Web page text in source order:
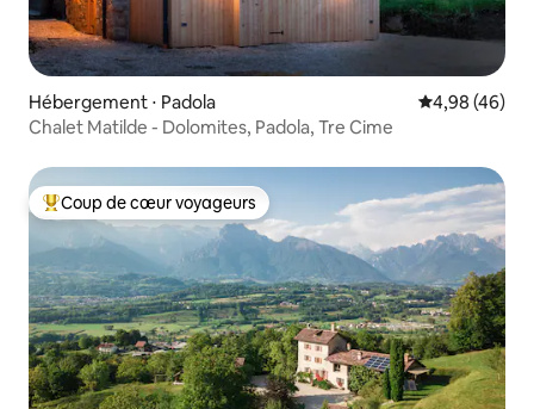
Hébergement ⋅ Padola Évaluation
4,98 (46)
Chalet Matilde - Dolomites, Padola, Tre Cime
Coups de cœur voyageurs les plus appréciés
Coup de cœur voyageurs